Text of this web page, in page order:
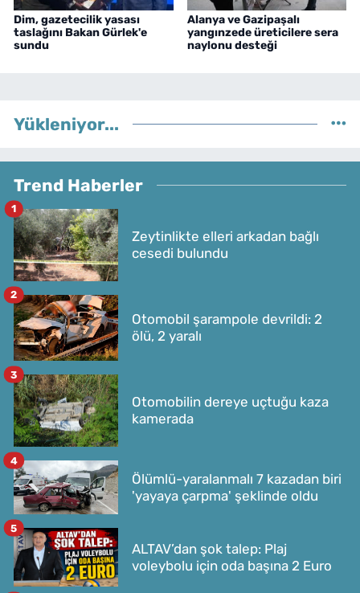
Dim, gazetecilik yasası
taslağını Bakan Gürlek'e
sundu
Alanya ve Gazipaşalı
yangınzede üreticilere sera
naylonu desteği
Yükleniyor...
Trend Haberler
Zeytinlikte elleri arkadan bağlı
cesedi bulundu
1
Otomobil şarampole devrildi: 2
ölü, 2 yaralı
2
Otomobilin dereye uçtuğu kaza
kamerada
3
Ölümlü-yaralanmalı 7 kazadan biri
'yayaya çarpma' şeklinde oldu
4
ALTAV’dan şok talep: Plaj
voleybolu için oda başına 2 Euro
5